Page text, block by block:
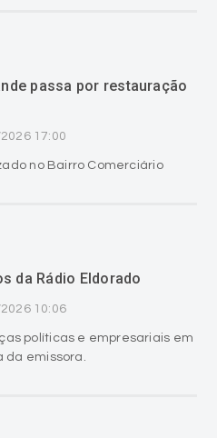
passa por restauração
17:00
no Bairro Comerciário
da Rádio Eldorado
10:06
políticas e empresariais em
da emissora.